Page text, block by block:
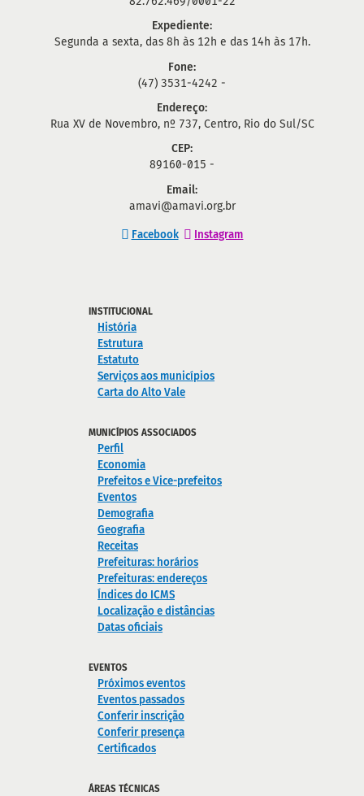
Expediente:
Segunda a sexta, das 8h às 12h e das 14h às 17h.
Fone:
(47) 3531-4242 -
Endereço:
Rua XV de Novembro, nº 737, Centro, Rio do Sul/SC
CEP:
89160-015 -
Email:
amavi@amavi.org.br
Facebook Instagram
INSTITUCIONAL
História
Estrutura
Estatuto
Serviços aos municípios
Carta do Alto Vale
MUNICÍPIOS ASSOCIADOS
Perfil
Economia
Prefeitos e Vice-prefeitos
Eventos
Demografia
Geografia
Receitas
Prefeituras: horários
Prefeituras: endereços
Índices do ICMS
Localização e distâncias
Datas oficiais
EVENTOS
Próximos eventos
Eventos passados
Conferir inscrição
Conferir presença
Certificados
ÁREAS TÉCNICAS